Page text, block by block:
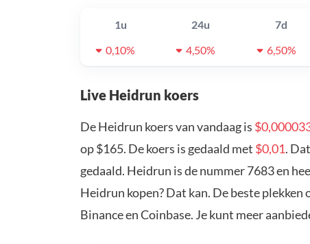
1u 24u 7d
0,10%
4,50% 6,50%
Live Heidrun koers
De Heidrun koers van vandaag is
op $165. De koers is gedaald met $0,01.
gedaald. Heidrun is de nummer 7683 en
Heidrun kopen? Dat kan. De beste
Binance en Coinbase. Je kunt meer